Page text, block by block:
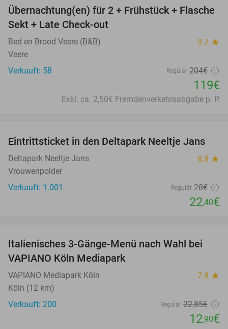
42%
Übernachtung(en) für 2 + Frühstück + Flasche
Sekt + Late Check-out
Bed en Brood Veere (B&B) 9.7 star
Veere
Verkauft: 58
Regulär 204€
119€
Exkl. ca. 2,50€ Fremdenverkehrsabgabe p. P.
20%
Eintrittsticket in den Deltapark Neeltje Jans
Deltapark Neeltje Jans 8.8 star
Vrouwenpolder
Verkauft: 1.001
Regulär 28€
22,40€
44%
Italienisches 3-Gänge-Menü nach Wahl bei
VAPIANO Köln Mediapark
VAPIANO Mediapark Köln 7.8 star
Köln (12 km)
Verkauft: 200
Regulär 22,85€
12,90€